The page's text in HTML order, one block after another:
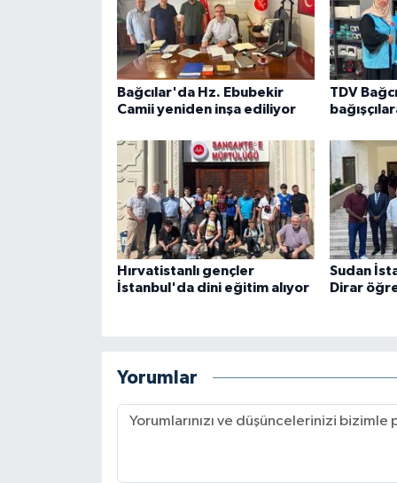
Bağcılar'da Hz. Ebubekir
Camii yeniden inşa ediliyor
TDV
Hırvatistanlı gençler
İstanbul'da dini eğitim alıyor
Sudan
Dirar
Yorumlar
Gümüşhane Müftülüğü
Hakkari Müftülüğü
Hatay Müftülüğü
Iğdır Müftülüğü
Isparta Müftülüğü
İstanbul Müftülüğü
İzmir Müftülüğü
Karabük Müftülüğü
Karaman Müftülüğü